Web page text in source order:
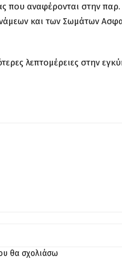
που αναφέρονται στην
και των Σωμάτων
λεπτομέρειες στην
θα σχολιάσω